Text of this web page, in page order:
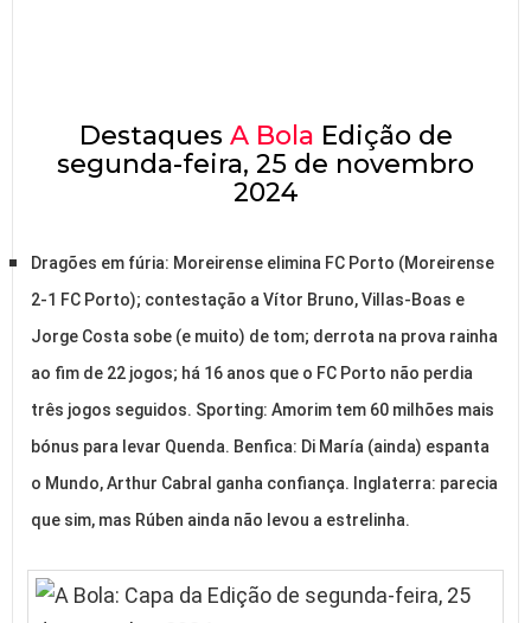
Destaques A Bola Edição de
segunda-feira, 25 de novembro
2024
Dragões em fúria: Moreirense elimina FC Porto (Moreirense
2-1 FC Porto); contestação a Vítor Bruno, Villas-Boas e
Jorge Costa sobe (e muito) de tom; derrota na prova rainha
ao fim de 22 jogos; há 16 anos que o FC Porto não perdia
três jogos seguidos. Sporting: Amorim tem 60 milhões mais
bónus para levar Quenda. Benfica: Di María (ainda) espanta
o Mundo, Arthur Cabral ganha confiança. Inglaterra: parecia
que sim, mas Rúben ainda não levou a estrelinha.